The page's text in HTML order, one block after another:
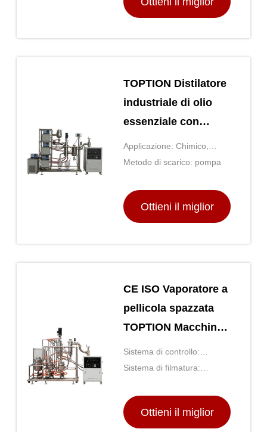
TOPTION Distilatore
industriale di olio
essenziale con
serbatoio di vetro a
giacca da 1 litro
Applicazione: Chimico,
farmaceutico, alimento, ecc.
Metodo di scarico: pompa
Ottieni il miglior
CE ISO Vaporatore a
pellicola spazzata
TOPTION Macchina
per distillare olio
essenziale
Sistema di controllo:
Schermo di PLC/Touch
Sistema di filmatura:
cancellato
Ottieni il miglior